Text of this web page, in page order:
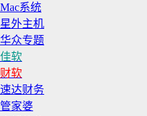
Mac系统
星外主机
华众专题
佳软
财软
速达财务
管家婆